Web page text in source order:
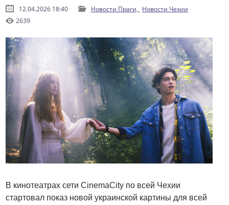
12.04.2026 18:40 Новости Праги, Новости Чехии
2639
В кинотеатрах сети CinemaCity по всей Чехии
стартовал показ новой украинской картины для всей